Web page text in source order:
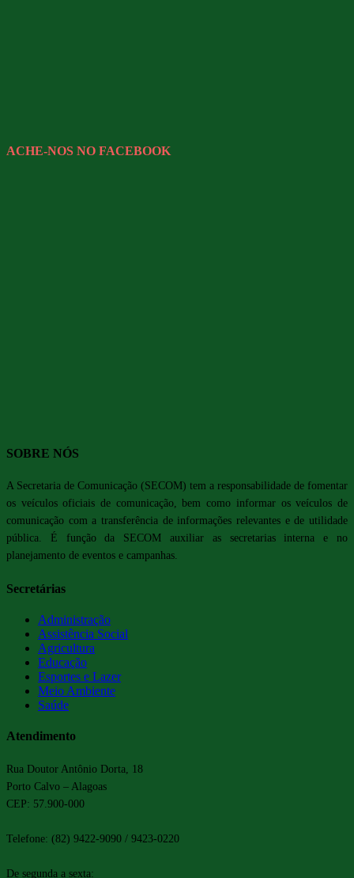
ACHE-NOS NO FACEBOOK
SOBRE NÓS
A Secretaria de Comunicação (SECOM) tem a responsabilidade de fomentar
os veículos oficiais de comunicação, bem como informar os veículos de
comunicação com a transferência de informações relevantes e de utilidade
pública. É função da SECOM auxiliar as secretarias interna e no
planejamento de eventos e campanhas.
Secretárias
Administração
Assistência Social
Agricultura
Educação
Esportes e Lazer
Meio Ambiente
Saúde
Atendimento
Rua Doutor Antônio Dorta, 18
Porto Calvo – Alagoas
CEP: 57.900-000
Telefone: (82) 9422-9090 / 9423-0220
De segunda a sexta: